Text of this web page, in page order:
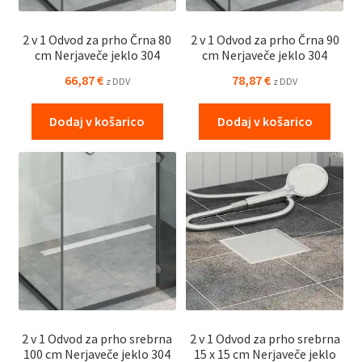
2 v 1 Odvod za prho Črna 80
cm Nerjaveče jeklo 304
66,87€ z DDV
Dodaj v košarico
2 v 1 Odvod za prho Črna 90
cm Nerjaveče jeklo 304
78,87€ z DDV
Dodaj v košarico
2 v 1 Odvod za prho srebrna
100 cm Nerjaveče jeklo 304
2 v 1 Odvod za prho srebrna
15 x 15 cm Nerjaveče jeklo